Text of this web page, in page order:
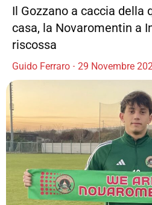
Il Gozzano a caccia della
casa, la Novaromentin a
riscossa
Guido Ferraro 29 Novembre